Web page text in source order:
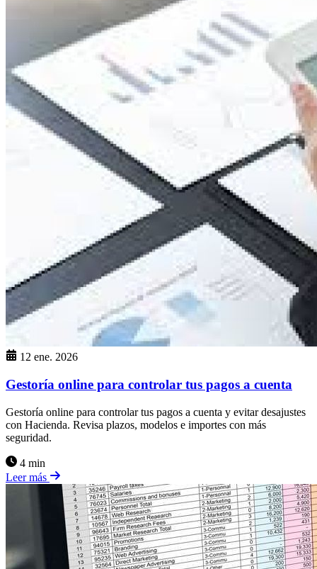
12 ene. 2026
Gestoría online para controlar tus pagos a cuenta
Gestoría online para controlar tus pagos a cuenta y evitar desajustes
con Hacienda. Revisa plazos, modelos e importes con más
seguridad.
4 min
Leer más